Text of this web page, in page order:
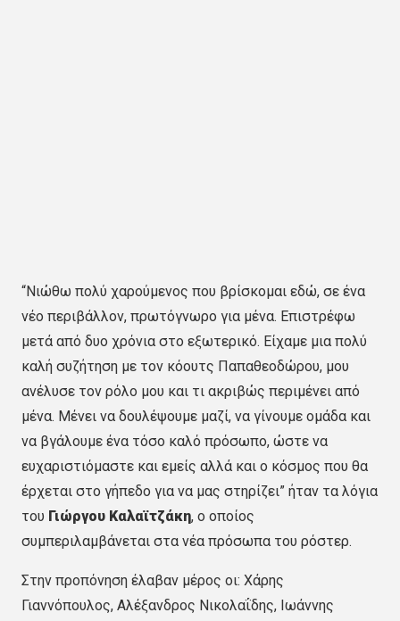
“Νιώθω πολύ χαρούμενος που βρίσκομαι εδώ, σε ένα
νέο περιβάλλον, πρωτόγνωρο για μένα. Επιστρέφω
μετά από δυο χρόνια στο εξωτερικό. Είχαμε μια πολύ
καλή συζήτηση με τον κόουτς Παπαθεοδώρου, μου
ανέλυσε τον ρόλο μου και τι ακριβώς περιμένει από
μένα. Μένει να δουλέψουμε μαζί, να γίνουμε ομάδα και
να βγάλουμε ένα τόσο καλό πρόσωπο, ώστε να
ευχαριστιόμαστε και εμείς αλλά και ο κόσμος που θα
έρχεται στο γήπεδο για να μας στηρίζει” ήταν τα λόγια
του Γιώργου Καλαϊτζάκη, ο οποίος
συμπεριλαμβάνεται στα νέα πρόσωπα του ρόστερ.
Στην προπόνηση έλαβαν μέρος οι: Χάρης
Γιαννόπουλος, Αλέξανδρος Νικολαΐδης, Ιωάννης